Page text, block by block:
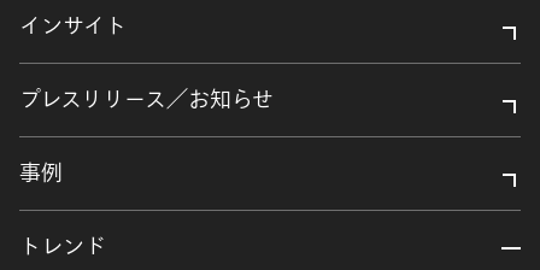
インサイト
プレスリリース／お知らせ
事例
トレンド